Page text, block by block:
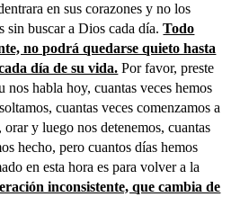
en sus corazones y no los
sin buscar a Dios cada día.Todo
no podrá quedarse quieto hasta
día de su vida. Por favor, preste
nos habla hoy, cuantas veces hemos
cuantas veces comenzamos a
orar y luego nos detenemos, cuantas
hecho, pero cuantos días hemos
en esta hora es para volver a la
inconsistente, que cambia de